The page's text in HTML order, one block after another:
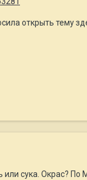
открыть тему
сука. Окрас? По